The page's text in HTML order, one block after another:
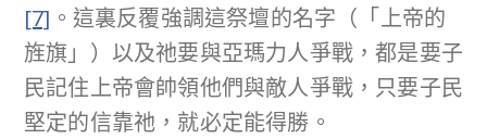
[7] 。這裏反覆強調這祭壇的名字（「上帝的
旌旗」）以及祂要與亞瑪力人爭戰，都是要子
民記住上帝會帥領他們與敵人爭戰，只要子民
堅定的信靠祂，就必定能得勝。